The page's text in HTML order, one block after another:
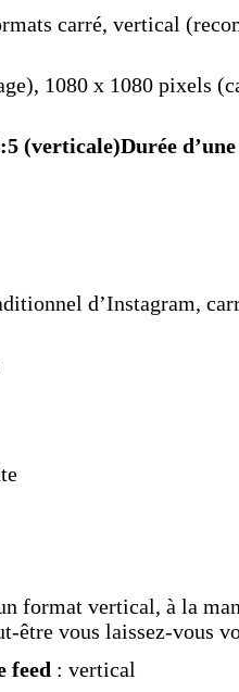
carré, vertical
1080 x 1080 pixels
(verticale)Durée
d’Instagram,
format vertical, à la
être vous laissez-vous
feed : vertical